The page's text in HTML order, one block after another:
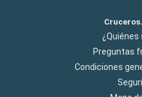
¿Quiénes
Preguntas
Condiciones